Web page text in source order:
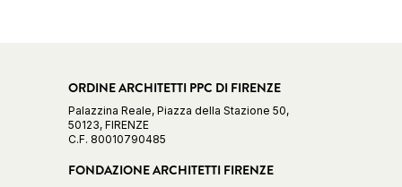
ORDINE ARCHITETTI PPC DI FIRENZE
Palazzina Reale, Piazza della Stazione 50,
50123, FIRENZE
C.F. 80010790485
FONDAZIONE ARCHITETTI FIRENZE